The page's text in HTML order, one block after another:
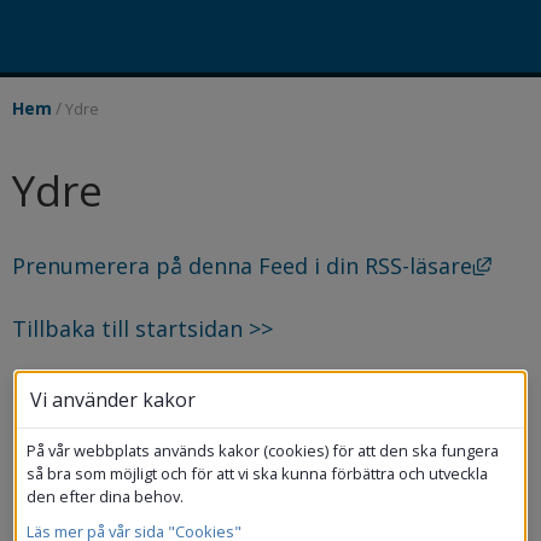
Vi använder kakor
På vår webbplats används kakor (cookies) för att den ska fungera
så bra som möjligt och för att vi ska kunna förbättra och utveckla
den efter dina behov.
Läs mer på vår sida "Cookies"
Hem /Ydre
Ydre
Prenumerera på denna Feed i din RSS-läsare
Tillbaka till startsidan >>
Räddningstjänsten varnar!
Pga. vädret med mycket halt väglag och flertalet
trafikolyckor går räddningstjänsten ut och
uppmanar till att ta det lugnt i trafiken och inte
köra om absolut nödvändigt.